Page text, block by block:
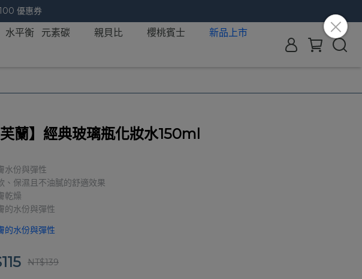
優惠券
水平衡 元素碳 親貝比 櫻桃賓士
新品上市
芙蘭】經典玻璃瓶化妝水150ml
水份與彈性
、保濕且不油膩的舒適效果
乾燥
的水份與彈性
的水份與彈性
NT$139